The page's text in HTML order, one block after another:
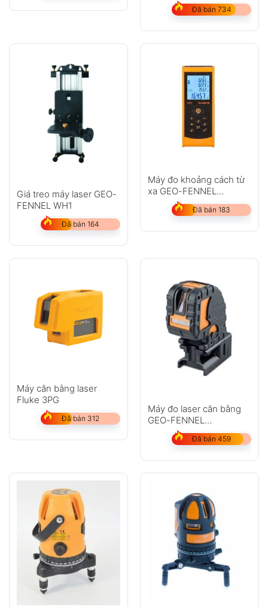
Đã bán 734
Giá treo máy laser GEO-
FENNEL WH1
Đã bán 164
Máy đo khoảng cách từ
xa GEO-FENNEL
GeoDist 40
Đã bán 183
Máy cân bằng laser
Fluke 3PG
Đã bán 312
Máy đo laser cân bằng
GEO-FENNEL
DuoCrossPointer3 HP
Đã bán 459